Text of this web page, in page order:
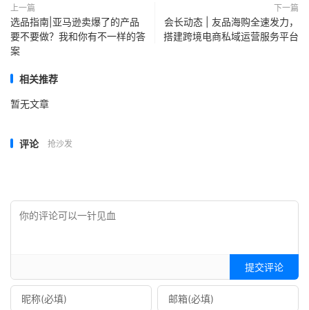
上一篇
选品指南|亚马逊卖爆了的产品
要不要做？我和你有不一样的答
案
下一篇
会长动态 | 友品海购全速发力，
搭建跨境电商私域运营服务平台
相关推荐
暂无文章
评论 抢沙发
提交评论